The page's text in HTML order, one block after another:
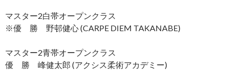
マスター2白帯オープンクラス
※優 勝 野邨健心 (CARPE DIEM TAKANABE)
マスター2青帯オープンクラス
優 勝 峰健太郎 (アクシス柔術アカデミー)